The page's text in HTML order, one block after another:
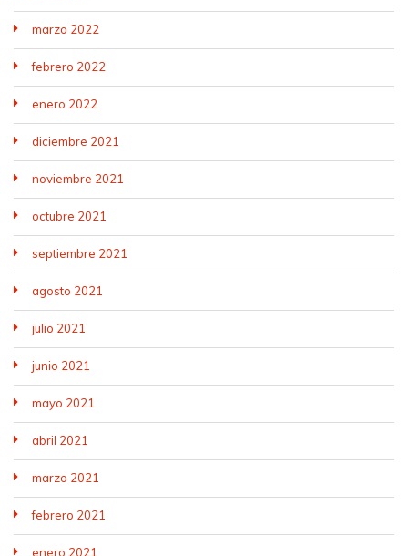
marzo 2022
febrero 2022
enero 2022
diciembre 2021
noviembre 2021
octubre 2021
septiembre 2021
agosto 2021
julio 2021
junio 2021
mayo 2021
abril 2021
marzo 2021
febrero 2021
enero 2021